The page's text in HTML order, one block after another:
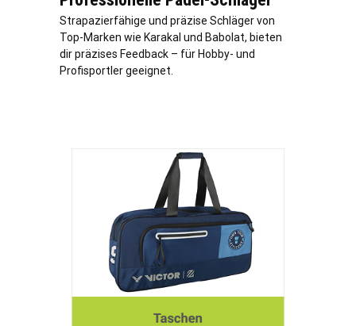
Strapazierfähige und präzise Schläger von
Top-Marken wie Karakal und Babolat, bieten
dir präzises Feedback – für Hobby- und
Profisportler geeignet.